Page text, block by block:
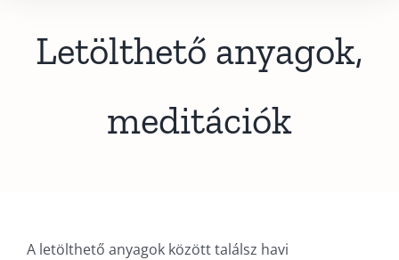
Letölthető anyagok,
meditációk
A letölthető anyagok között találsz havi